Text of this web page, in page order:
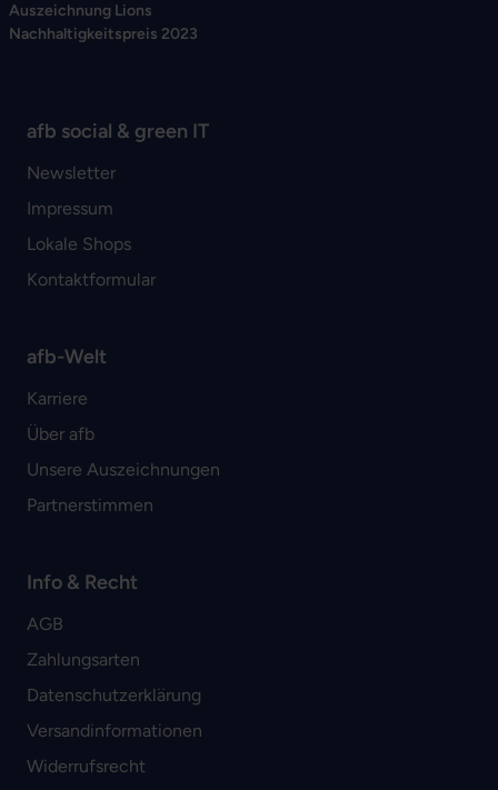
Auszeichnung Lions
Nachhaltigkeitspreis 2023
afb social & green IT
Newsletter
Impressum
Lokale Shops
Kontaktformular
afb-Welt
Karriere
Über afb
Unsere Auszeichnungen
Partnerstimmen
Info & Recht
AGB
Zahlungsarten
Datenschutzerklärung
Versandinformationen
Widerrufsrecht